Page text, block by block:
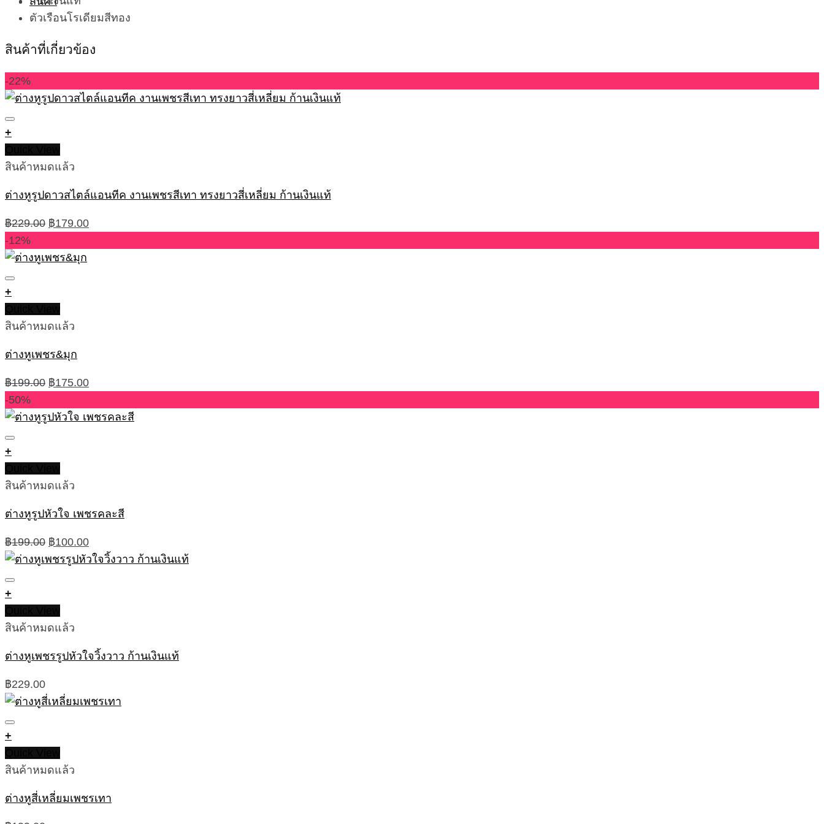
ตัวเรือนโรเดียมสีทอง
สินค้าที่เกี่ยวข้อง
-22%
+
สินค้าหมดแล้ว
ต่างหูรูปดาวสไตล์แอนทีค งานเพชรสีเทา ทรงยาวสี่เหลี่ยม ก้านเงินแท้
฿229.00 Original
was:
฿179.00Current
-12%
+
สินค้าหมดแล้ว
ต่างหูเพชร&มุก
฿199.00 Original
was:
฿175.00Current
is:
-50%
+
สินค้าหมดแล้ว
ต่างหูรูปหัวใจ เพชรคละสี
฿199.00 Original
price
฿100.00Current
price
+
สินค้าหมดแล้ว
ต่างหูเพชรรูปหัวใจวิ้งวาว ก้านเงินแท้
฿229.00
+
สินค้าหมดแล้ว
ต่างหูสี่เหลี่ยมเพชรเทา